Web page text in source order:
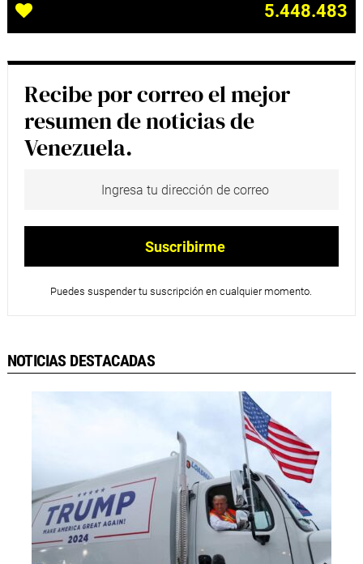
5.448.483
Recibe por correo el mejor
resumen de noticias de
Venezuela.
Puedes suspender tu suscripción en cualquier momento.
NOTICIAS DESTACADAS